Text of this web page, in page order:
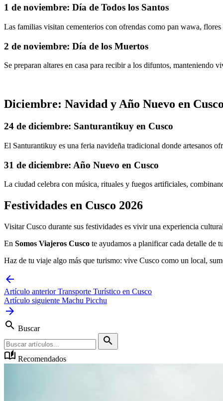
1 de noviembre: Día de Todos los Santos
Las familias visitan cementerios con ofrendas como pan wawa,
2 de noviembre: Día de los Muertos
Se preparan altares en casa para recibir a los difuntos, manteniendo
Diciembre: Navidad y Año Nuevo en
24 de diciembre: Santurantikuy en Cusco
El Santurantikuy es una feria navideña tradicional donde artesanos
31 de diciembre: Año Nuevo en Cusco
La ciudad celebra con música, rituales y fuegos artificiales,
Festividades en Cusco 2026
Visitar Cusco durante sus festividades es vivir una experiencia
En Somos Viajeros Cusco te ayudamos a planificar cada detalle de
Haz de tu viaje algo más que turismo: vive Cusco como un local,
arrow_back
Artículo anterior Transporte Turístico en Cusco
Artículo siguiente Machu Picchu
arrow_forward
search Buscar
search
auto_stories Recomendados